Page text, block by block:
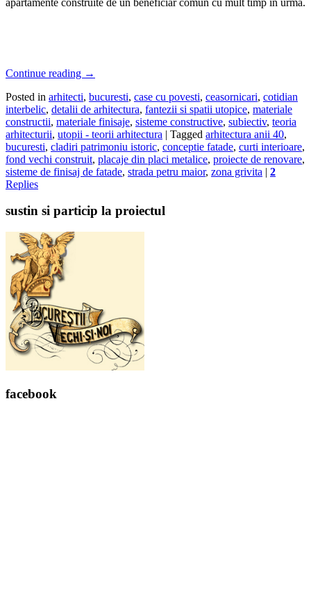
Continue reading →
Posted in arhitecti, bucuresti, case cu povesti, ceasornicari, cotidian
interbelic, detalii de arhitectura, fantezii si spatii utopice, materiale
constructii, materiale finisaje, sisteme constructive, subiectiv, teoria
arhitecturii, utopii - teorii arhitectura | Tagged arhitectura anii 40,
bucuresti, cladiri patrimoniu istoric, conceptie fatade, curti interioare,
fond vechi construit, placaje din placi metalice, proiecte de renovare,
sisteme de finisaj de fatade, strada petru maior, zona grivita | 2
Replies
sustin si particip la proiectul
facebook